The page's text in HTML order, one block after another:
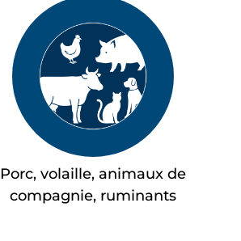
Porc, volaille, animaux de
compagnie, ruminants